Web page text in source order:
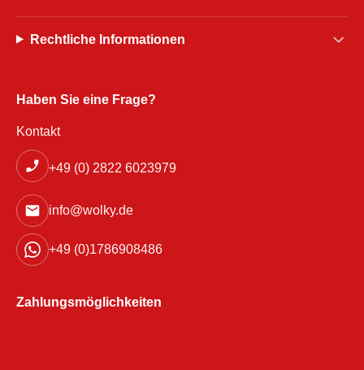
Rechtliche Informationen
Haben Sie eine Frage?
Kontakt
+49 (0) 2822 6023979
info@wolky.de
+49 (0)1786908486
Zahlungsmöglichkeiten